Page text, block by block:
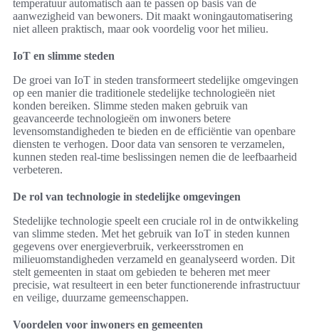
temperatuur automatisch aan te passen op basis van de
aanwezigheid van bewoners. Dit maakt woningautomatisering
niet alleen praktisch, maar ook voordelig voor het milieu.
IoT en slimme steden
De groei van IoT in steden transformeert stedelijke omgevingen
op een manier die traditionele stedelijke technologieën niet
konden bereiken. Slimme steden maken gebruik van
geavanceerde technologieën om inwoners betere
levensomstandigheden te bieden en de efficiëntie van openbare
diensten te verhogen. Door data van sensoren te verzamelen,
kunnen steden real-time beslissingen nemen die de leefbaarheid
verbeteren.
De rol van technologie in stedelijke omgevingen
Stedelijke technologie speelt een cruciale rol in de ontwikkeling
van slimme steden. Met het gebruik van IoT in steden kunnen
gegevens over energieverbruik, verkeersstromen en
milieuomstandigheden verzameld en geanalyseerd worden. Dit
stelt gemeenten in staat om gebieden te beheren met meer
precisie, wat resulteert in een beter functionerende infrastructuur
en veilige, duurzame gemeenschappen.
Voordelen voor inwoners en gemeenten